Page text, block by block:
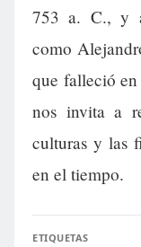
753 a. C., y
como
que falleció
nos invita a
culturas y las
en el tiempo.
ETIQUETAS